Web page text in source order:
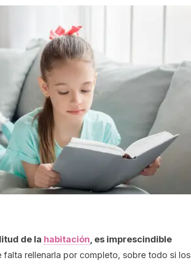
de la habitación , es imprescindible
falta rellenarla por completo, sobre todo si los